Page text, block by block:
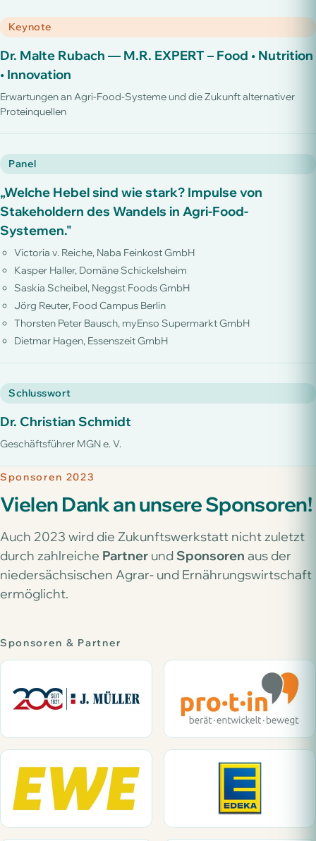
Keynote
Dr. Malte Rubach — M.R. EXPERT – Food • Nutrition
• Innovation
Erwartungen an Agri-Food-Systeme und die Zukunft alternativer
Proteinquellen
Panel
„Welche Hebel sind wie stark? Impulse von
Stakeholdern des Wandels in Agri-Food-
Systemen."
Victoria v. Reiche, Naba Feinkost GmbH
Kasper Haller, Domäne Schickelsheim
Saskia Scheibel, Neggst Foods GmbH
Jörg Reuter, Food Campus Berlin
Thorsten Peter Bausch, myEnso Supermarkt GmbH
Dietmar Hagen, Essenszeit GmbH
Schlusswort
Dr. Christian Schmidt
Geschäftsführer MGN e. V.
Sponsoren 2023
Vielen Dank an unsere Sponsoren!
Auch 2023 wird die Zukunftswerkstatt nicht zuletzt
durch zahlreiche Partner und Sponsoren aus der
niedersächsischen Agrar- und Ernährungswirtschaft
ermöglicht.
Sponsoren & Partner